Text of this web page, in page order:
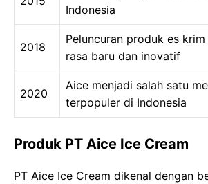
Indonesia
2018
Peluncuran produk es
rasa baru dan inovatif
2020
Aice menjadi salah satu
terpopuler di Indonesia
Produk PT Aice Ice Cream
PT Aice Ice Cream dikenal dengan